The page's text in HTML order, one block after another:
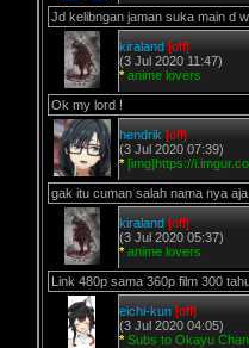
Jd kelibngan jaman suka main d
kiraland [off]
(3 Jul 2020 11:47)
* anime lovers
Ok my lord !
hendrik [off]
(3 Jul 2020 07:39)
* [img]https://
gak itu cuman salah nama nya
kiraland [off]
(3 Jul 2020 05:37)
* anime lovers
Link 480p sama 360p film 300
eichi-kun [off]
(3 Jul 2020 04:05)
* Subs to Okayu